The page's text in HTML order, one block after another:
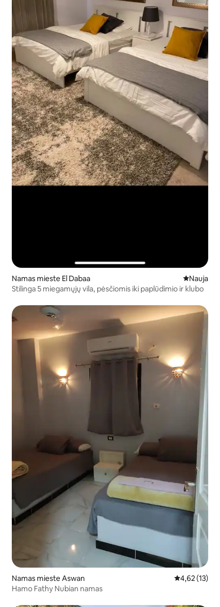
Namas mieste El Dabaa Nauja
Nauja
Stilinga 5 miegamųjų vila, pėsčiomis iki paplūdimio ir klubo
Namas mieste Aswan Vidutinis
4,62 (13)
Hamo Fathy Nubian namas